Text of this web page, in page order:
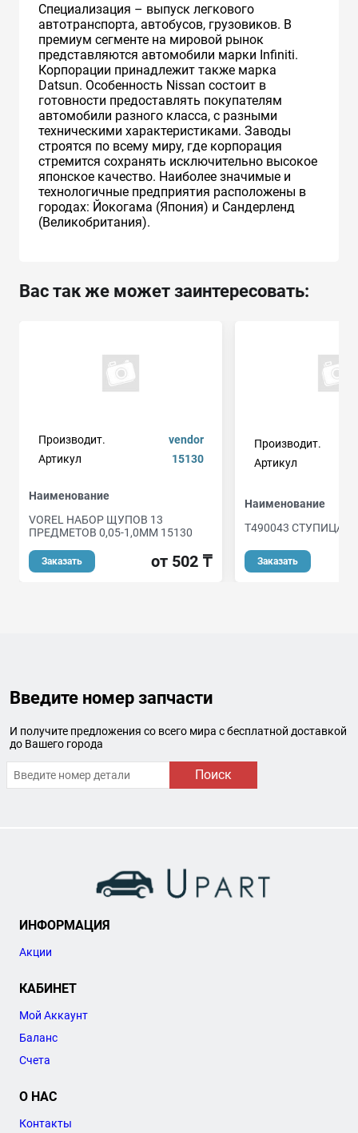
Специализация – выпуск легкового
автотранспорта, автобусов, грузовиков. В
премиум сегменте на мировой рынок
представляются автомобили марки Infiniti.
Корпорации принадлежит также марка
Datsun. Особенность Nissan состоит в
готовности предоставлять покупателям
автомобили разного класса, с разными
техническими характеристиками. Заводы
строятся по всему миру, где корпорация
стремится сохранять исключительно высокое
японское качество. Наиболее значимые и
технологичные предприятия расположены в
городах: Йокогама (Япония) и Сандерленд
(Великобритания).
Вас так же может заинтересовать:
Производит.
vendor
Артикул
15130
Наименование
VOREL НАБОР ЩУПОВ 13
ПРЕДМЕТОВ 0,05-1,0ММ 15130
Заказать от 502 ₸
Производит.
Артикул
Наименование
T490043 СТУПИЦА
Заказать
Введите номер запчасти
И получите предложения со всего мира с бесплатной доставкой
до Вашего города
Поиск
ИНФОРМАЦИЯ
Акции
КАБИНЕТ
Мой Аккаунт
Баланс
Счета
О НАС
Контакты